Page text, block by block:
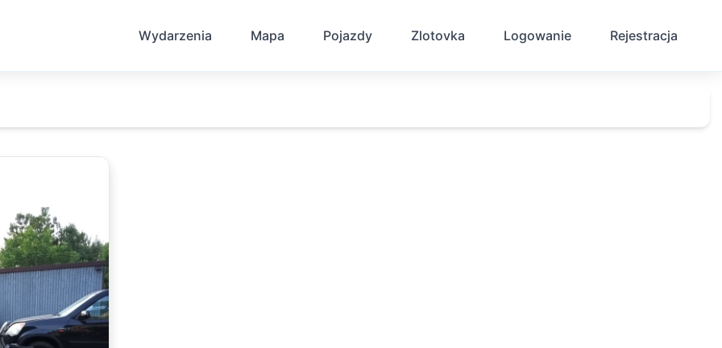
Wydarzenia Mapa Pojazdy Zlotovka Logowanie Rejestracja